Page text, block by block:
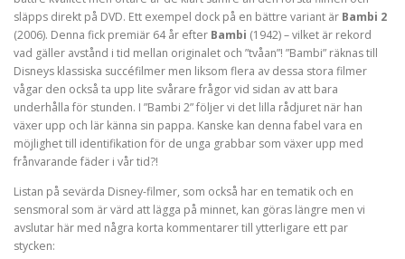
släpps direkt på DVD. Ett exempel dock på en bättre variant är Bambi 2
(2006). Denna fick premiär 64 år efter Bambi (1942) – vilket är rekord
vad gäller avstånd i tid mellan originalet och ”tvåan”! ”Bambi” räknas till
Disneys klassiska succéfilmer men liksom flera av dessa stora filmer
vågar den också ta upp lite svårare frågor vid sidan av att bara
underhålla för stunden. I ”Bambi 2” följer vi det lilla rådjuret när han
växer upp och lär känna sin pappa. Kanske kan denna fabel vara en
möjlighet till identifikation för de unga grabbar som växer upp med
frånvarande fäder i vår tid?!
Listan på sevärda Disney-filmer, som också har en tematik och en
sensmoral som är värd att lägga på minnet, kan göras längre men vi
avslutar här med några korta kommentarer till ytterligare ett par
stycken: